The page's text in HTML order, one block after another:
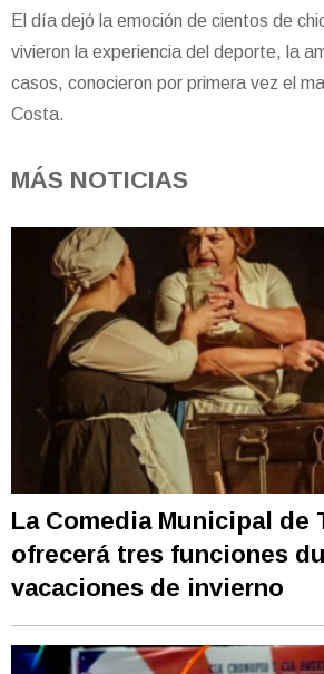
El día dejó la emoción de cientos de
vivieron la experiencia del deporte, la
casos, conocieron por primera vez el
Costa.
MÁS NOTICIAS
La Comedia Municipal de
ofrecerá tres funciones
vacaciones de invierno